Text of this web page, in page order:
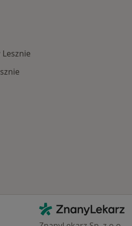
Kontakt
ZnanyLekarz - Strona główna